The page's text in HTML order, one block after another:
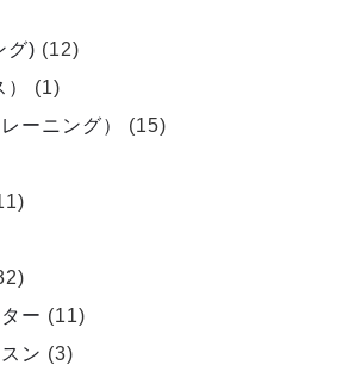
グ) (12)
(1)
ーニング）
(15)
ー (11)
ン (3)